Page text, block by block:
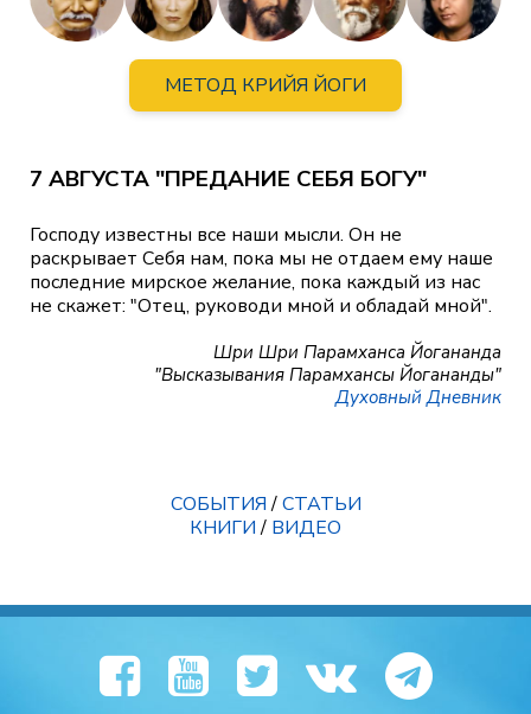
МЕТОД КРИЙЯ ЙОГИ
7 АВГУСТА "ПРЕДАНИЕ СЕБЯ БОГУ"
Господу известны все наши мысли. Он не
раскрывает Себя нам, пока мы не отдаем ему наше
последние мирское желание, пока каждый из нас
не скажет: "Отец, руководи мной и обладай мной".
Шри Шри Парамханса Йогананда
"Высказывания Парамхансы Йогананды"
Духовный Дневник
СОБЫТИЯ/СТАТЬИ
КНИГИ/ ВИДЕО